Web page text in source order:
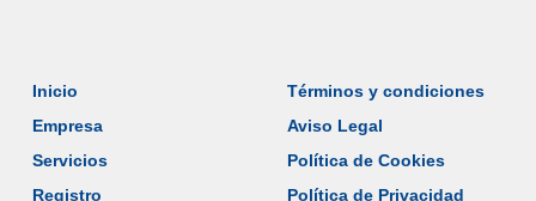
Inicio
Empresa
Servicios
Registro
Términos y condiciones
Aviso Legal
Política de Cookies
Política de Privacidad